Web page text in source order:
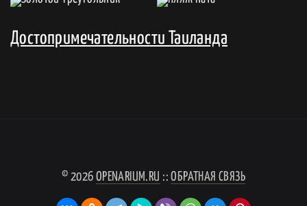
Достопримечательности Таиланда
© 2026 OPENARIUM.RU ::ОБРАТНАЯ СВЯЗЬ